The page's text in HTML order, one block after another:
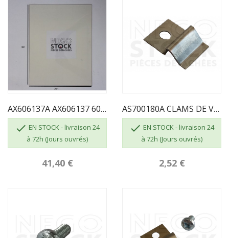
AX606137A AX606137 606137 VITRE INVICTA POELE...
 EN STOCK - livraison 24
à 72h (Jours ouvrés)
41,40 €
AS700180A CLAMS DE VITRE
 EN STOCK - livraison 24
à 72h (Jours ouvrés)
2,52 €